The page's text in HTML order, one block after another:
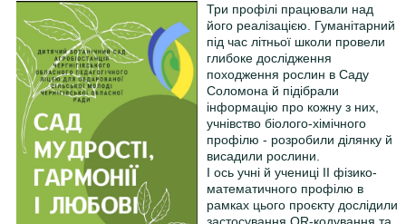
Три профілі працювали над
його реалізацією. Гуманітарний
під час літньої школи провели
глибоке дослідження
походження рослин в Саду
Соломона й підібрали
інформацію про кожну з них,
учнівство біолого-хімічного
профілю - розробили ділянку й
висадили рослини.
І ось учні й учениці ІІ фізико-
математичного профілю в
рамках цього проєкту дослідили